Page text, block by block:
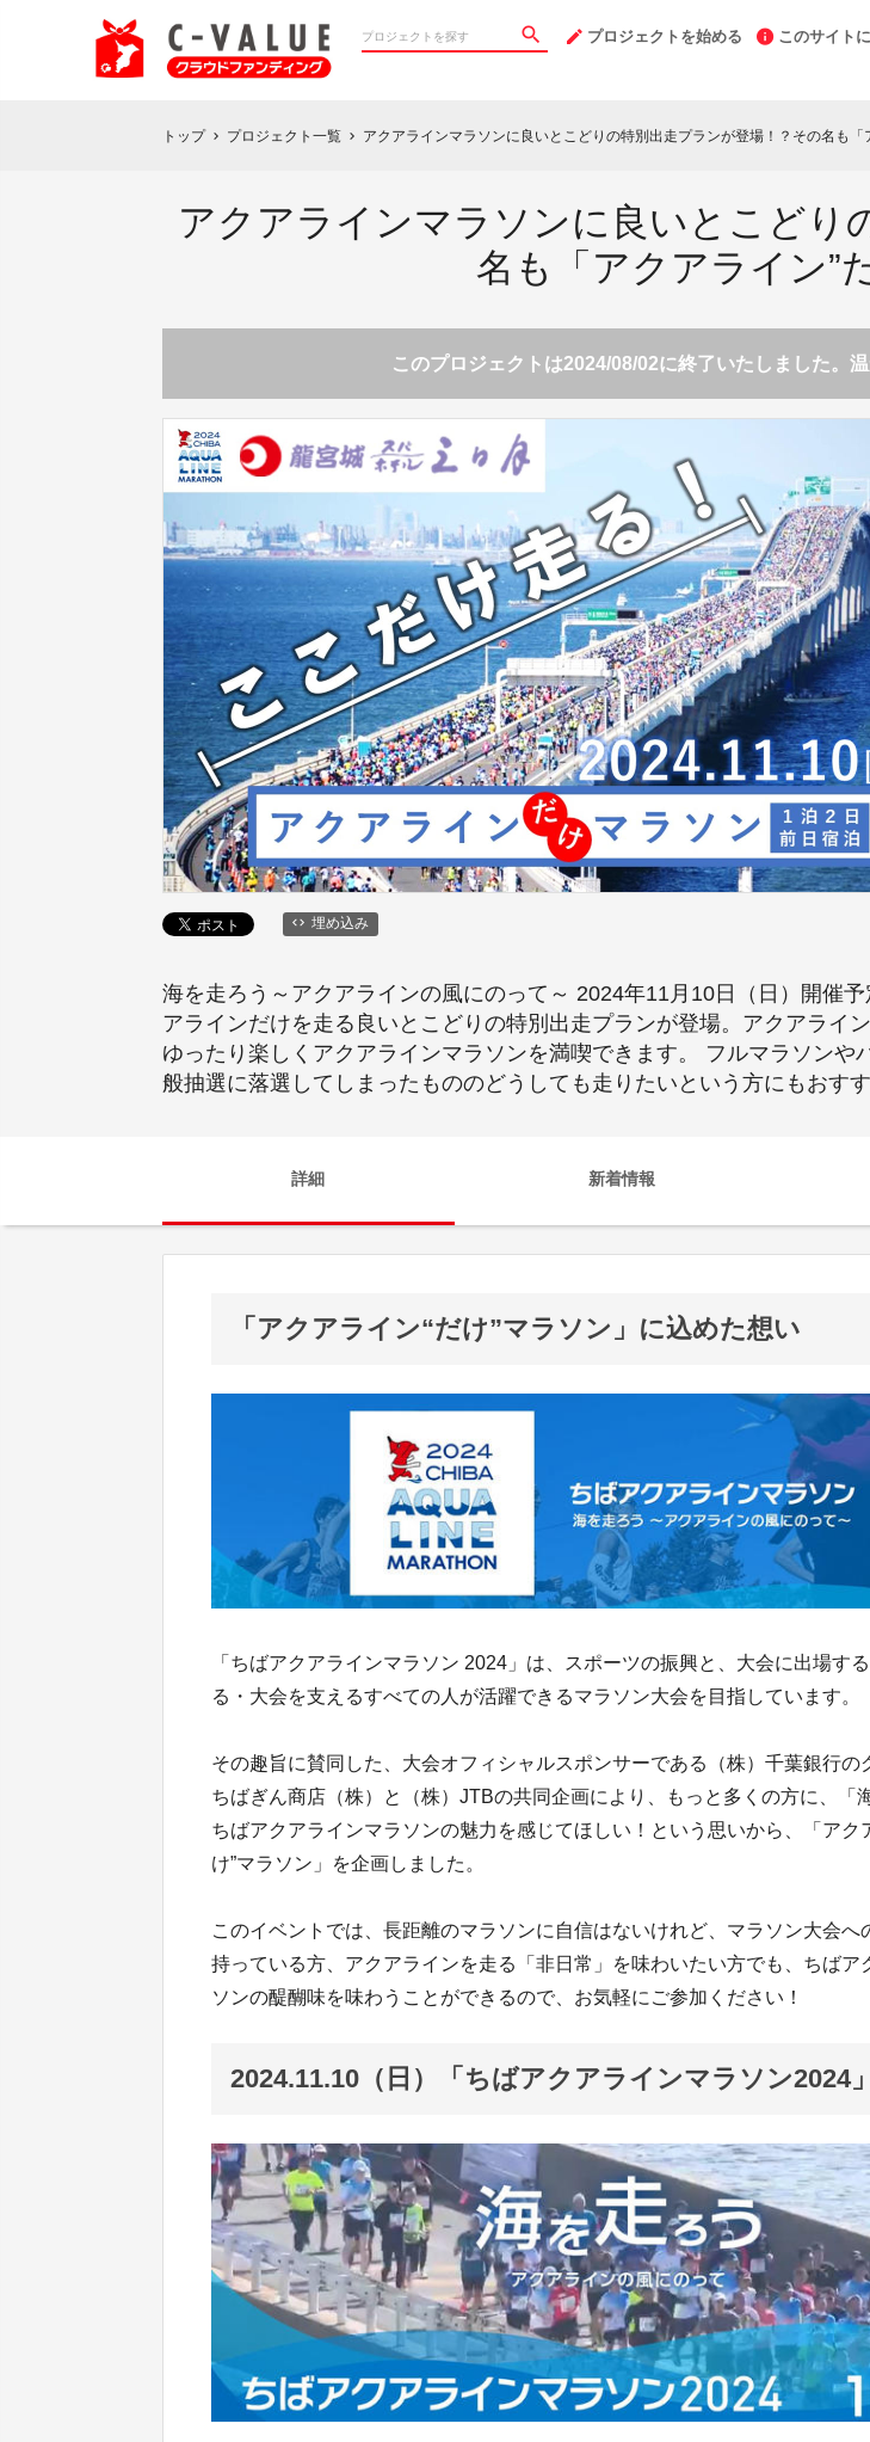
プロジェクトを始める このサイト
トップ chevron_right プロジェクト一覧 chevron_right アクアラインマラソンに良いとこどりの特別出走プランが登場！？その名も「
アクアラインマラソンに良いとこどり
名も「アクアライン”
このプロジェクトは2024/08/02に終了いたしました。
埋め込み
海を走ろう～アクアラインの風にのって～ 2024年11月10日（日）開催
アラインだけを走る良いとこどりの特別出走プランが登場。アクアライ
ゆったり楽しくアクアラインマラソンを満喫できます。 フルマラソン
般抽選に落選してしまったもののどうしても走りたいという方にもおす
詳細 新着情報
「アクアライン“だけ”マラソン」に込めた想い
「ちばアクアラインマラソン 2024」は、スポーツの振興と、大会に出場す
る・大会を支えるすべての人が活躍できるマラソン大会を目指しています。
その趣旨に賛同した、大会オフィシャルスポンサーである（株）千葉銀行の
ちばぎん商店（株）と（株）JTBの共同企画により、もっと多くの方に、「
ちばアクアラインマラソンの魅力を感じてほしい！という思いから、「アク
け”マラソン」を企画しました。
このイベントでは、長距離のマラソンに自信はないけれど、マラソン大会へ
持っている方、アクアラインを走る「非日常」を味わいたい方でも、ちばア
ソンの醍醐味を味わうことができるので、お気軽にご参加ください！
2024.11.10（日）「ちばアクアラインマラソン2024